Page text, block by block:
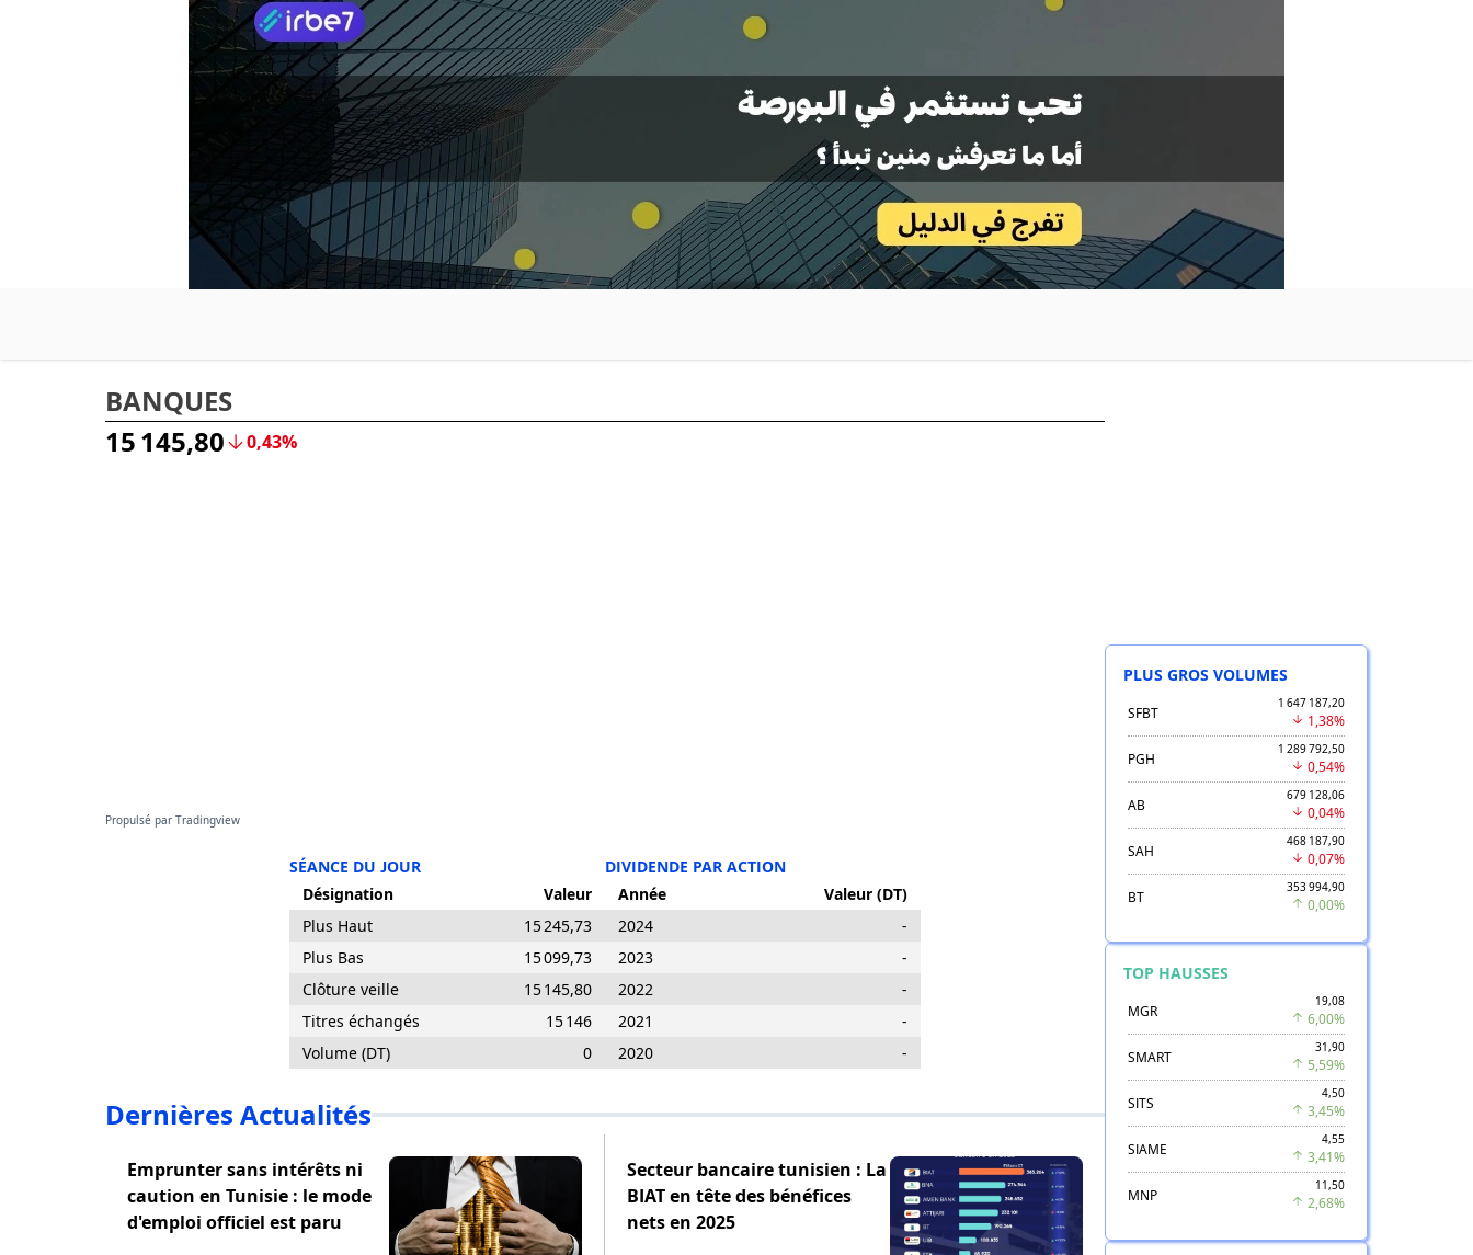
BANQUES
15 145,80
0,43%
Propulsé par Tradingview
SÉANCE DU JOUR
Désignation
Valeur
Plus Haut
15 245,73
Plus Bas
15 099,73
Clôture veille
15 145,80
Titres échangés
15 146
Volume (DT)
0
DIVIDENDE PAR ACTION
Année
Valeur (DT)
2024
-
2023
-
2022
-
2021
-
2020
-
Dernières Actualités
Emprunter sans intérêts ni
caution en Tunisie : le mode
d'emploi officiel est paru
Secteur bancaire tunisien : La
BIAT en tête des bénéfices
nets en 2025
PLUS GROS VOLUMES
SFBT
1 647 187,20
1,38%
PGH
1 289 792,50
0,54%
AB
679 128,06
0,04%
SAH
468 187,90
0,07%
BT
353 994,90
0,00%
TOP HAUSSES
MGR
19,08
6,00%
SMART
31,90
5,59%
SITS
4,50
3,45%
SIAME
4,55
3,41%
MNP
11,50
2,68%